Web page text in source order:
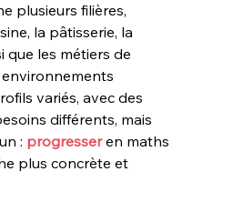
plusieurs filières,
la pâtisserie, la
que les métiers de
environnements
variés, avec des
différents, mais
: progresser en maths
plus concrète et